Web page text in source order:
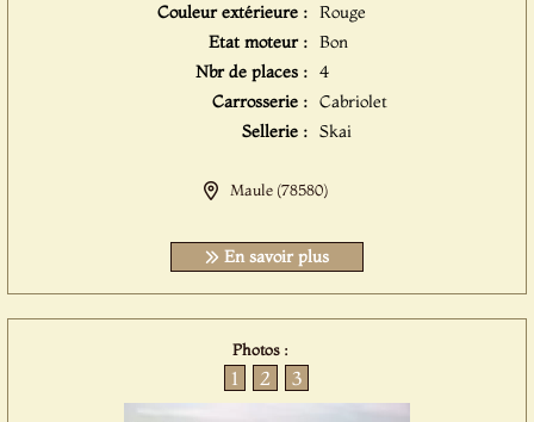
Couleur extérieure : Rouge
Etat moteur : Bon
Nbr de places : 4
Carrosserie : Cabriolet
Sellerie : Skai
Maule (78580)
En savoir plus
Photos :
1 2 3